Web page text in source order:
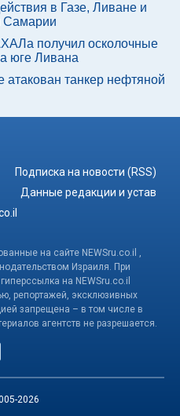
в Газе, Ливане и
Самарии
получил осколочные
юге Ливана
атакован танкер нефтяной
Подписка на новости (RSS)
Данные редакции и устав
на сайте NEWSru.co.il ,
Израиля. При
на NEWSru.co.il
репортажей, эксклюзивных
запрещена – в том числе в
агентств не разрешается.
2026